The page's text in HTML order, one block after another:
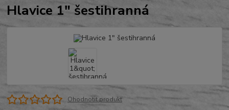
Hlavice 1" šestihranná
Ohodnotit produkt